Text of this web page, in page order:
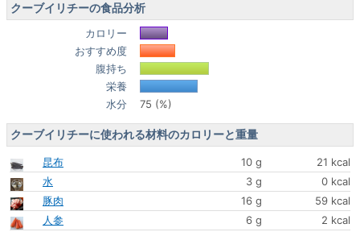
クーブイリチーの食品分析
カロリー
おすすめ度
腹持ち
栄養
水分
75 (%)
クーブイリチーに使われる材料のカロリーと重量
昆布 10 g
21 kcal
水
3 g
0 kcal
豚肉
16 g
59 kcal
人参
6 g
2 kcal